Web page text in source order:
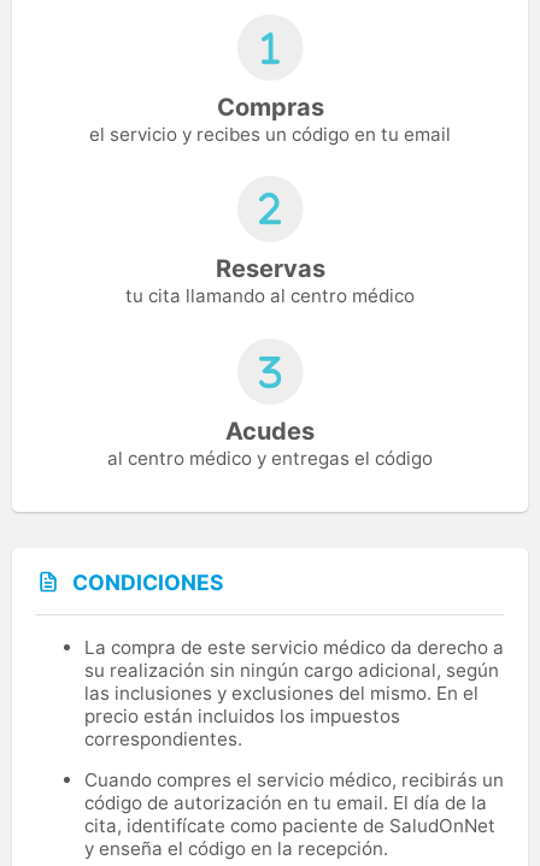
Compras
el servicio y recibes un código en tu email
Reservas
tu cita llamando al centro médico
Acudes
al centro médico y entregas el código
CONDICIONES
La compra de este servicio médico da derecho a
su realización sin ningún cargo adicional, según
las inclusiones y exclusiones del mismo. En el
precio están incluidos los impuestos
correspondientes.
Cuando compres el servicio médico, recibirás un
código de autorización en tu email. El día de la
cita, identifícate como paciente de SaludOnNet
y enseña el código en la recepción.